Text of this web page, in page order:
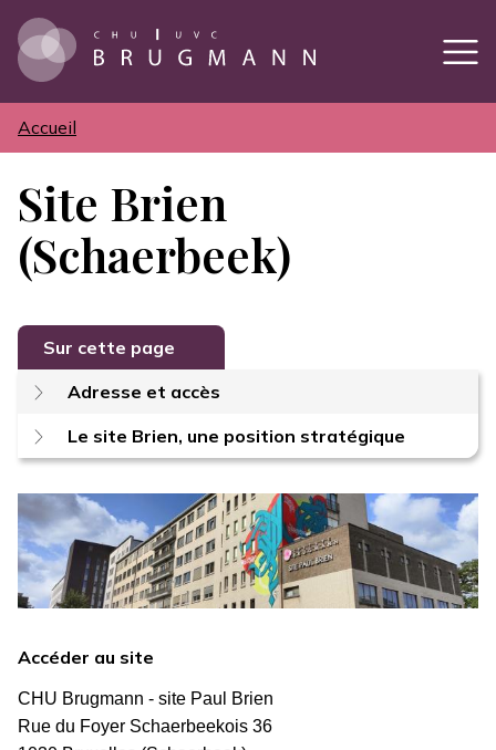
au
contenu
principal
Fil
d'Ariane
Accueil
Site Brien
(Schaerbeek)
Sur cette page
Adresse et accès
Le site Brien, une position stratégique
Accéder au site
CHU Brugmann - site Paul Brien
Rue du Foyer Schaerbeekois 36